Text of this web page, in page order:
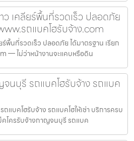
เคลียร์พื้นที่รวดเร็ว ปลอดภัย
รถแบคโฮรับจ้าง.com
พื้นที่รวดเร็ว ปลอดภัย ได้มาตรฐาน เรียก
— ไม่ว่าหน้างานจะแคบหรือดิน
นบุรี รถแบคโฮรับจ้าง รถแบค
แบคโฮรับจ้าง รถแบคโฮให้เช่า บริการครบ
คโครรับจ้างกาญจนบุรี รถแบค